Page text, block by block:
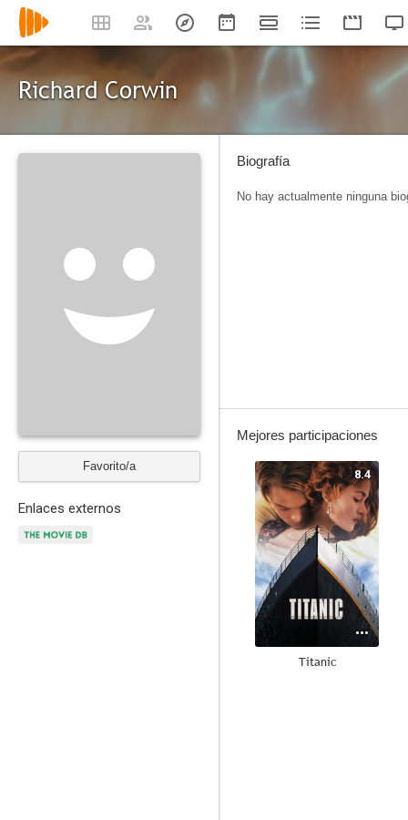
Richard Corwin
Favorito/a
Enlaces externos
Biografía
No hay actualmente ninguna
Mejores participaciones
8.4
Titanic